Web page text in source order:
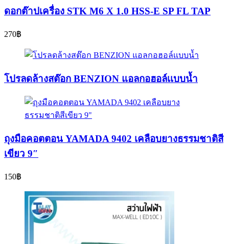
ดอกต๊าปเครื่อง STK M6 X 1.0 HSS-E SP FL TAP
270฿
โปรลดล้างสต๊อก BENZION แอลกอฮอล์เเบบน้ำ
ถุงมือคอตตอน YAMADA 9402 เคลือบยางธรรมชาติสี
เขียว 9″
150฿